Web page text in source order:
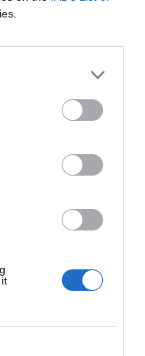
kadulla
kuva
mitä ihmeellisimpiä